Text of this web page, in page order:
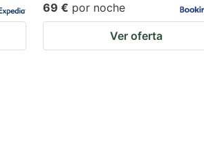
69 € por noche
Ver oferta